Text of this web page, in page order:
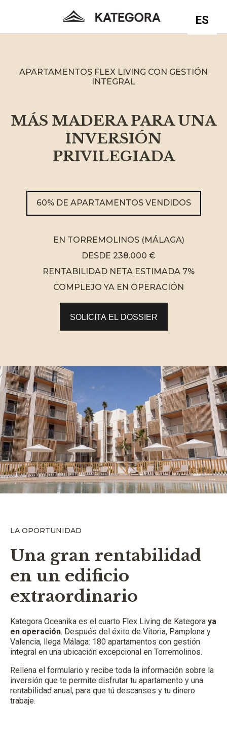
ES
APARTAMENTOS FLEX LIVING CON GESTIÓN
INTEGRAL
MÁS MADERA PARA UNA
INVERSIÓN
PRIVILEGIADA
60% DE APARTAMENTOS VENDIDOS
EN TORREMOLINOS (MÁLAGA)
DESDE 238.000 €
RENTABILIDAD NETA ESTIMADA 7%
COMPLEJO YA EN OPERACIÓN
SOLICITA EL DOSSIER
LA OPORTUNIDAD
Una gran rentabilidad
en un edificio
extraordinario
Kategora Oceanika es el cuarto Flex Living de Kategora ya
en operación. Después del éxito de Vitoria, Pamplona y
Valencia, llega Málaga: 180 apartamentos con gestión
integral en una ubicación excepcional en Torremolinos.
Rellena el formulario y recibe toda la información sobre la
inversión que te permite disfrutar tu apartamento y una
rentabilidad anual, para que tú descanses y tu dinero
trabaje.